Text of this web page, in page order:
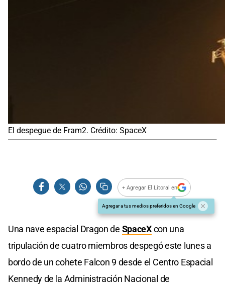
El despegue de Fram2. Crédito: SpaceX
+ Agregar El Litoral en
Agregar a tus medios preferidos en Google
Una nave espacial Dragon de SpaceXcon una
tripulación de cuatro miembros despegó este lunes a
bordo de un cohete Falcon 9 desde el Centro Espacial
Kennedy de la Administración Nacional de